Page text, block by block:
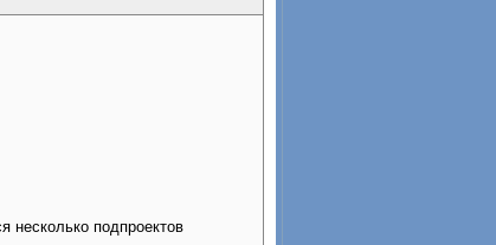
несколько подпроектов